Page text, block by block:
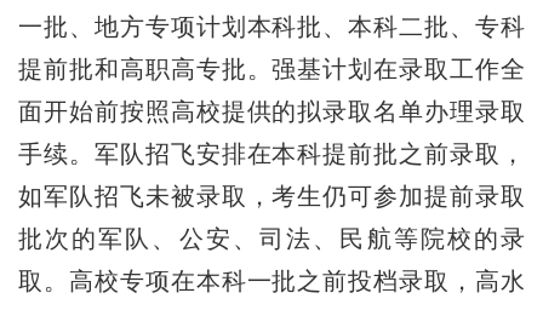
一批、地方专项计划本科批、本科二批、专科
提前批和高职高专批。强基计划在录取工作全
面开始前按照高校提供的拟录取名单办理录取
手续。军队招飞安排在本科提前批之前录取，
如军队招飞未被录取，考生仍可参加提前录取
批次的军队、公安、司法、民航等院校的录
取。高校专项在本科一批之前投档录取，高水